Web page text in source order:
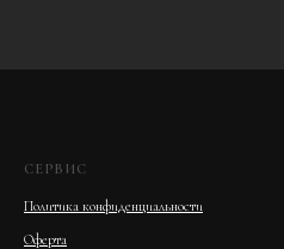
СЕРВИС
Политика конфиденциальности
Оферта